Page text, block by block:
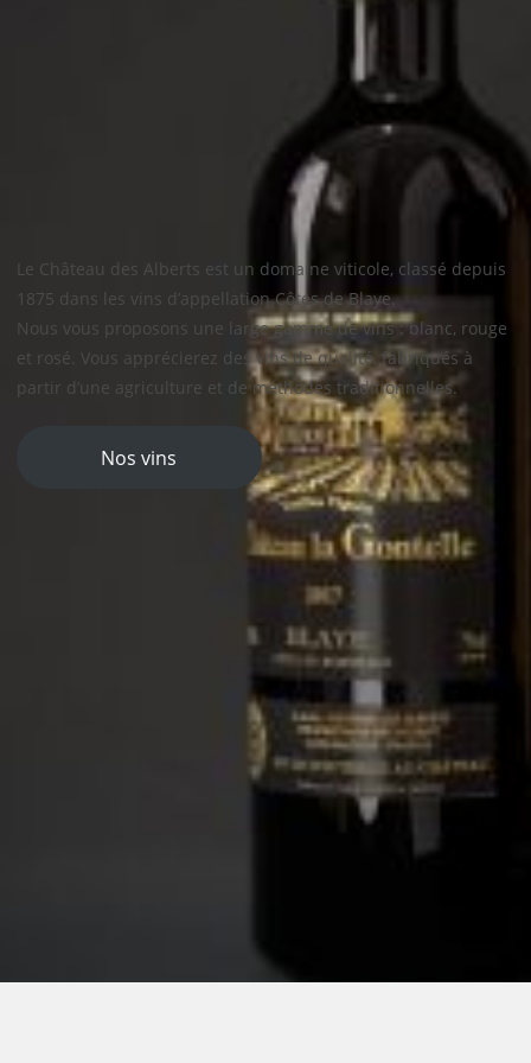
Le Château des Alberts est un domaine viticole, classé depuis
1875 dans les vins d’appellation Côtes de Blaye.
Nous vous proposons une large gamme de vins : blanc, rouge
et rosé. Vous apprécierez des vins de qualité, fabriqués à
partir d’une agriculture et de méthodes traditionnelles.
Nos vins